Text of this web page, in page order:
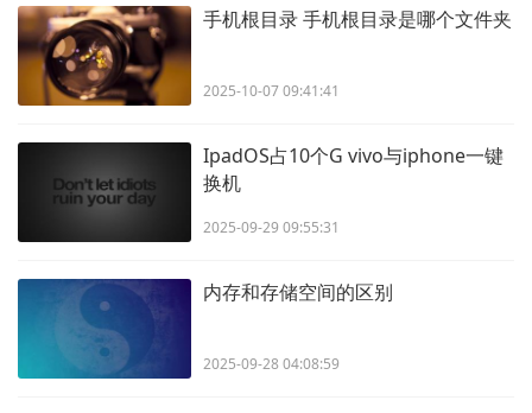
手机根目录 手机根目录是哪个文件夹
2025-10-07 09:41:41
IpadOS占10个G vivo与iphone一键
换机
2025-09-29 09:55:31
内存和存储空间的区别
2025-09-28 04:08:59